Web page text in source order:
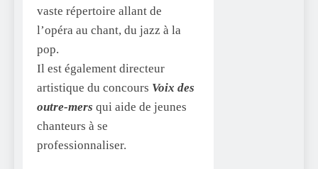
vaste répertoire allant de
l’opéra au chant, du jazz à la
pop.
Il est également directeur
artistique du concours Voix des
outre-mers qui aide de jeunes
chanteurs à se
professionnaliser.